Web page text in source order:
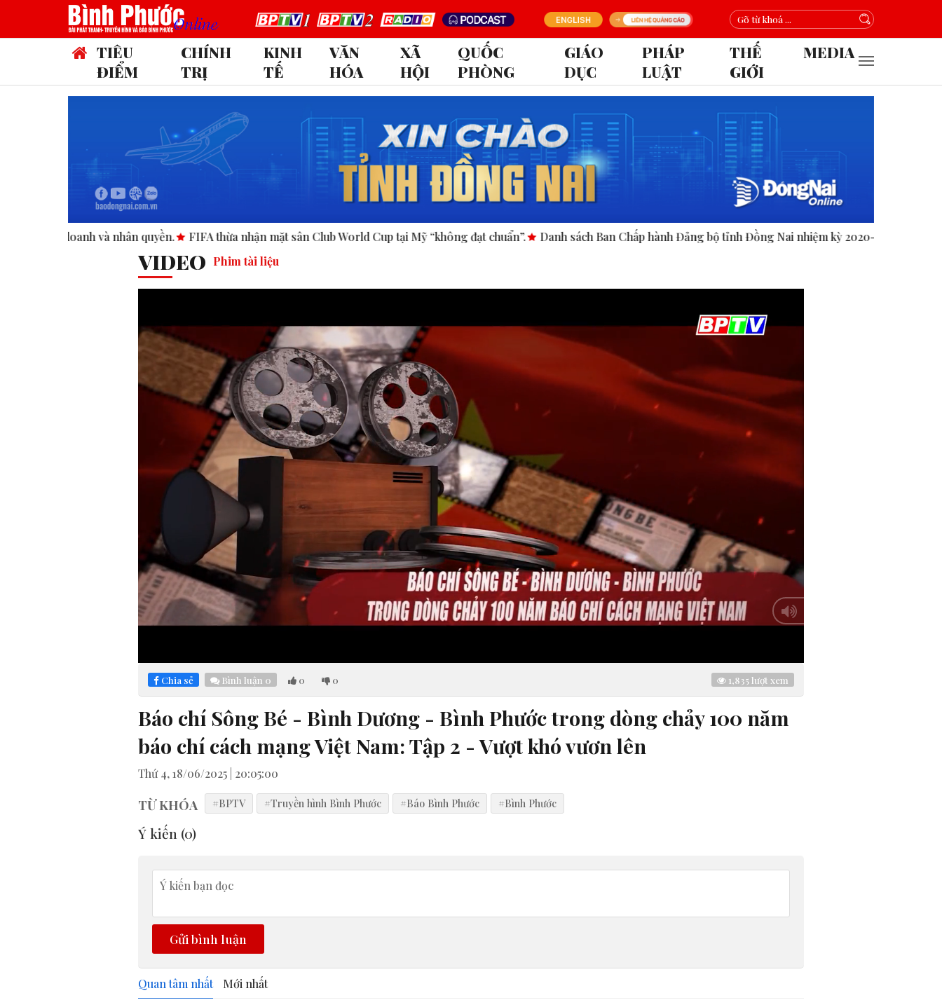
TIÊU
ĐIỂM
CHÍNH
TRỊ
KINH
TẾ
VĂN
HÓA
XÃ
HỘI
QUỐC
PHÒNG
GIÁO
DỤC
PHÁP
LUẬT
THẾ
GIỚI
MEDIA
FIFA thừa nhận mặt sân Club World Cup tại Mỹ “không đạt chuẩn”. Danh sách Ban Chấp hành Đảng bộ tỉnh Đồng Nai nhiệm kỳ 2020-2025.
VIDEO Phim tài liệu
2.94%
Chia sẻ Bình luận 0 0 0 1,835 lượt xem
Báo chí Sông Bé - Bình Dương - Bình Phước trong dòng chảy 100 năm
báo chí cách mạng Việt Nam: Tập 2 - Vượt khó vươn lên
Thứ 4, 18/06/2025 | 20:05:00
TỪ KHÓA #BPTV #Truyền hình Bình Phước #Báo Bình Phước #Bình Phước
Ý kiến (0)
Gửi bình luận
Quan tâm nhất Mới nhất